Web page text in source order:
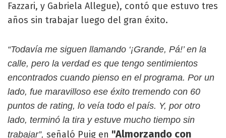
Fazzari, y Gabriela Allegue), contó que estuvo tres
años sin trabajar luego del gran éxito.
“Todavía me siguen llamando ‘¡Grande, Pá!’ en la
calle, pero la verdad es que tengo sentimientos
encontrados cuando pienso en el programa. Por un
lado, fue maravilloso ese éxito tremendo con 60
puntos de rating, lo veía todo el país. Y, por otro
lado, terminó la tira y estuve mucho tiempo sin
trabajar”, señaló Puig en "Almorzando con